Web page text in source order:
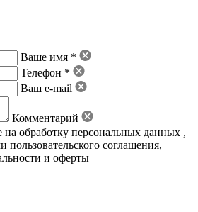
Ваше имя *
Телефон *
Ваш e-mail
Комментарий
на обработку персональных данных ,
пользовательского соглашения,
и оферты